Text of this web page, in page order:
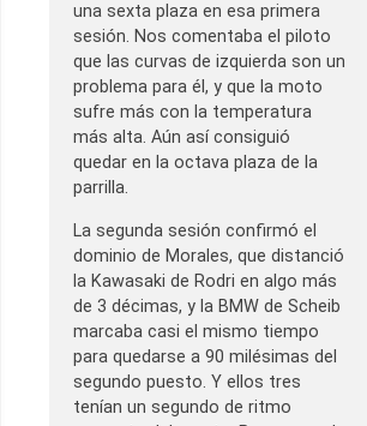
una sexta plaza en esa primera
sesión. Nos comentaba el piloto
que las curvas de izquierda son un
problema para él, y que la moto
sufre más con la temperatura
más alta. Aún así consiguió
quedar en la octava plaza de la
parrilla.
La segunda sesión confirmó el
dominio de Morales, que distanció
la Kawasaki de Rodri en algo más
de 3 décimas, y la BMW de Scheib
marcaba casi el mismo tiempo
para quedarse a 90 milésimas del
segundo puesto. Y ellos tres
tenían un segundo de ritmo